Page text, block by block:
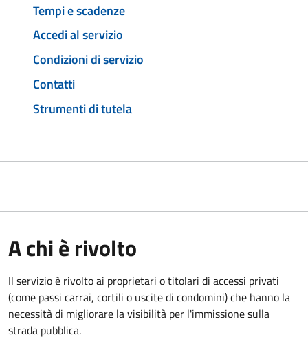
Tempi e scadenze
Accedi al servizio
Condizioni di servizio
Contatti
Strumenti di tutela
A chi è rivolto
Il servizio è rivolto ai proprietari o titolari di accessi privati
(come passi carrai, cortili o uscite di condomini) che hanno la
necessità di migliorare la visibilità per l'immissione sulla
strada pubblica.